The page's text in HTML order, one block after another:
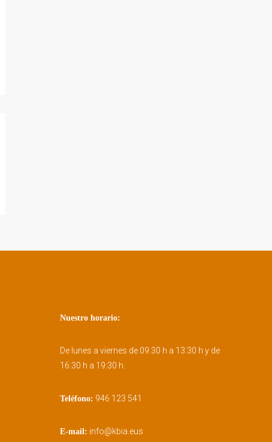
Nuestro horario:
De lunes a viernes de 09:30 h a 13:30 h y de
16:30 h a 19:30 h.
Teléfono: 946 123 541
E-mail: info@kbia.eus